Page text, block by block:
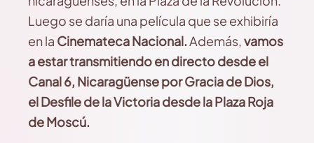
Luego se daría una película que se exhibiría
en la Cinemateca Nacional.Además,vamos
a estar transmitiendo en directo desde el
Canal 6, Nicaragüense por Gracia de Dios,
el Desfile de la Victoria desde la Plaza Roja
de Moscú.